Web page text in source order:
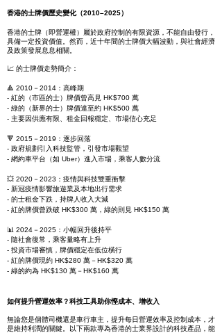
香港的士牌價歷史變化（2010–2025）
香港的士牌（即營運權）屬於政府控制的有限資源，不能自由發行，
具備一定投資價值。然而，近十年間的士牌價大幅波動，與社會經濟
及政策發展息息相關。
📈 的士牌價走勢簡介：
🔺 2010－2014：高峰期
- 紅的（市區的士）牌價曾高見 HK$700 萬
- 綠的（新界的士）牌價達至約 HK$500 萬
- 主要因供應有限、租金回報穩定、市場信心充足
🔻 2015－2019：逐步回落
- 政府規劃引入科技監管，引發市場觀望
- 網約車平台（如 Uber）進入市場，乘客人數分流
💥 2020－2023：疫情與科技雙重衝擊
- 新冠疫情影響旅遊業及本地出行需求
- 的士租金下跌，持牌人收入大減
- 紅的牌價曾跌破 HK$300 萬，綠的則見 HK$150 萬
📊 2024－2025：小幅回升後持平
- 隨社會復常，乘客量略有上升
- 投資市場審慎，牌價穩定在低位橫行
- 紅的牌價現約 HK$280 萬－HK$320 萬
- 綠的約為 HK$130 萬－HK$160 萬
如何提升營運效率？科技工具助你慳成本、增收入
無論您是個體司機還是車行車主，提升每日營運效率及控制成本，才
是維持利潤的關鍵。以下兩款專為香港的士業界設計的科技產品，能